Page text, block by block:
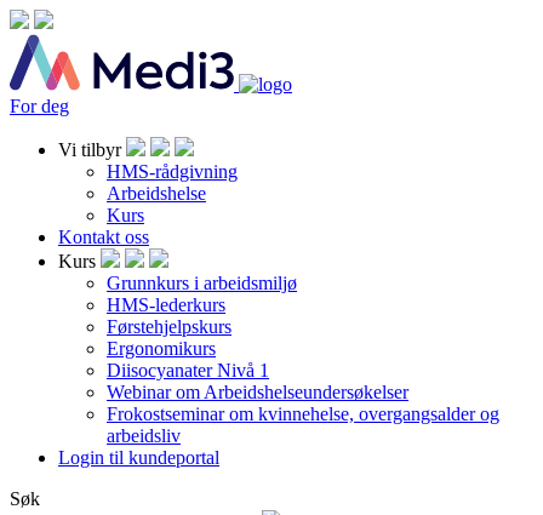
For deg
Vi tilbyr
HMS-rådgivning
Arbeidshelse
Kurs
Kontakt oss
Kurs
Grunnkurs i arbeidsmiljø
HMS-lederkurs
Førstehjelpskurs
Ergonomikurs
Diisocyanater Nivå 1
Webinar om Arbeidshelseundersøkelser
Frokostseminar om kvinnehelse, overgangsalder og
arbeidsliv
Login til kundeportal
Søk